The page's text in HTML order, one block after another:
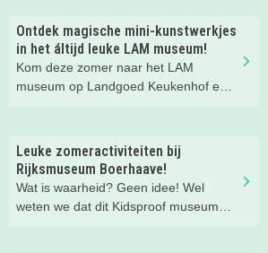
Ontdek magische mini-kunstwerkjes
in het áltijd leuke LAM museum!
Kom deze zomer naar het LAM
museum op Landgoed Keukenhof en
speurtocht is piepklein! Leuk dagje uit
voor het hele gezin.
Leuke zomeractiviteiten bij
Rijksmuseum Boerhaave!
Wat is waarheid? Geen idee! Wel
weten we dat dit Kidsproof museum